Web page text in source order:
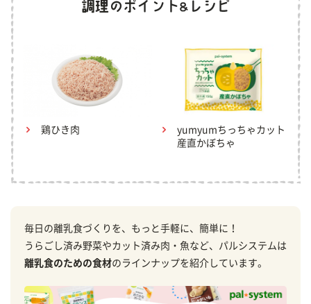
鶏ひき肉
yumyumちっちゃカット
産直かぼちゃ
毎日の離乳食づくりを、もっと手軽に、簡単に！
うらごし済み野菜やカット済み肉・魚など、パルシステムは
離乳食のための食材のラインナップを紹介しています。